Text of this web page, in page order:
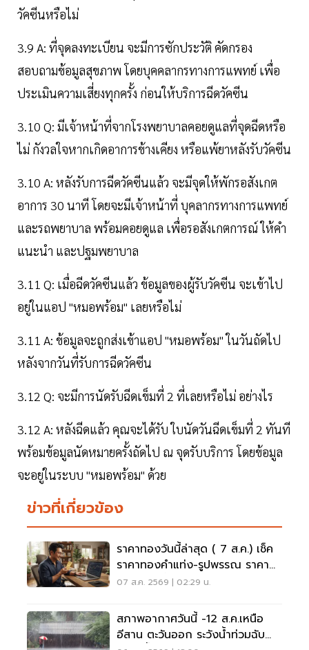
วัคซีนหรือไม่
3.9 A: ที่จุดลงทะเบียน จะมีการซักประวัติ คัดกรอง
สอบถามข้อมูลสุขภาพ โดยบุคคลากรทางการแพทย์ เพื่อ
ประเมินความเสี่ยงทุกครั้ง ก่อนให้บริการฉีดวัคซีน
3.10 Q: มีเจ้าหน้าที่จากโรงพยาบาลคอยดูแลที่จุดฉีดหรือ
ไม่ กังวลใจหากเกิดอาการข้างเคียง หรือแพ้ยาหลังรับวัคซีน
3.10 A: หลังรับการฉีดวัคซีนแล้ว จะมีจุดให้พักรอสังเกต
อาการ 30 นาที โดยจะมีเจ้าหน้าที่ บุคลากรทางการแพทย์
และรถพยาบาล พร้อมคอยดูแล เพื่อรอสังเกตการณ์ ให้คำ
แนะนำ และปฐมพยาบาล
3.11 Q: เมื่อฉีดวัคซีนแล้ว ข้อมูลของผู้รับวัคซีน จะเข้าไป
อยู่ในแอป "หมอพร้อม" เลยหรือไม่
3.11 A: ข้อมูลจะถูกส่งเข้าแอป "หมอพร้อม" ในวันถัดไป
หลังจากวันที่รับการฉีดวัคซีน
3.12 Q: จะมีการนัดรับฉีดเข็มที่ 2 ที่เลยหรือไม่ อย่างไร
3.12 A: หลังฉีดแล้ว คุณจะได้รับ ใบนัดวันฉีดเข็มที่ 2 ทันที
พร้อมข้อมูลนัดหมายครั้งถัดไป ณ จุดรับบริการ โดยข้อมูล
จะอยู่ในระบบ "หมอพร้อม" ด้วย
ข่าวที่เกี่ยวข้อง
ราคาทองวันนี้ล่าสุด ( 7 ส.ค.) เช็ค
ราคาทองคำแท่ง-รูปพรรณ ราคา
ขาย - รับซื้อ กี่บาท
07 ส.ค. 2569 | 02:29 น.
สภาพอากาศวันนี้ -12 ส.ค.เหนือ
อีสาน ตะวันออก ระวังน้ำท่วมฉับ